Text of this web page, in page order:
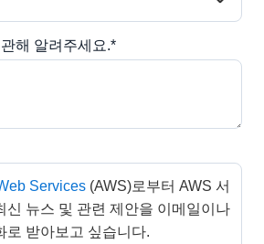
해 알려주세요.*
Services (AWS)로부터 AWS 서
신 뉴스 및 관련 제안을 이메일이나
로 받아보고 싶습니다.